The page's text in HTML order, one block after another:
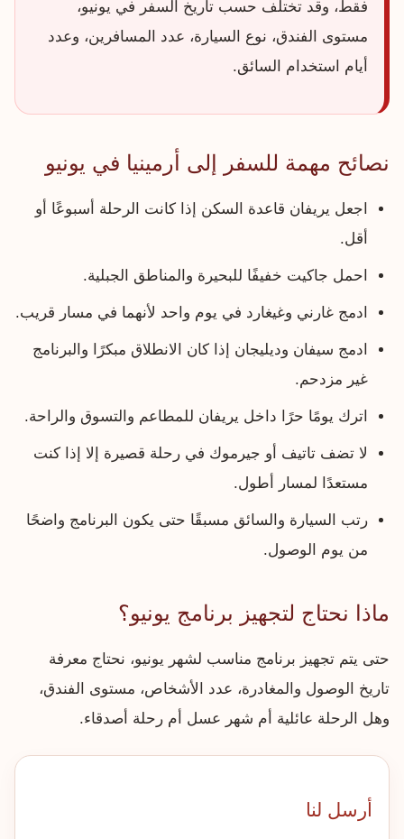
فقط، وقد تختلف حسب تاريخ السفر في يونيو،
مستوى الفندق، نوع السيارة، عدد المسافرين، وعدد
أيام استخدام السائق.
نصائح مهمة للسفر إلى أرمينيا في يونيو
اجعل يريفان قاعدة السكن إذا كانت الرحلة أسبوعًا أو
أقل.
احمل جاكيت خفيفًا للبحيرة والمناطق الجبلية.
ادمج غارني وغيغارد في يوم واحد لأنهما في مسار قريب.
ادمج سيفان وديليجان إذا كان الانطلاق مبكرًا والبرنامج
غير مزدحم.
اترك يومًا حرًا داخل يريفان للمطاعم والتسوق والراحة.
لا تضف تاتيف أو جيرموك في رحلة قصيرة إلا إذا كنت
مستعدًا لمسار أطول.
رتب السيارة والسائق مسبقًا حتى يكون البرنامج واضحًا
من يوم الوصول.
ماذا نحتاج لتجهيز برنامج يونيو؟
حتى يتم تجهيز برنامج مناسب لشهر يونيو، نحتاج معرفة
تاريخ الوصول والمغادرة، عدد الأشخاص، مستوى الفندق،
وهل الرحلة عائلية أم شهر عسل أم رحلة أصدقاء.
أرسل لنا